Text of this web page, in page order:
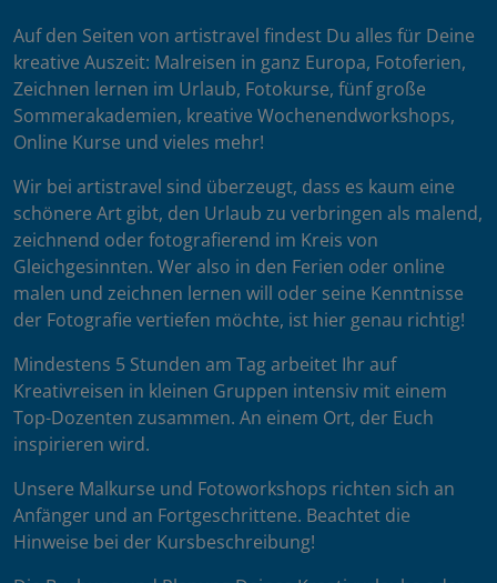
Auf den Seiten von artistravel findest Du alles für Deine
kreative Auszeit: Malreisen in ganz Europa, Fotoferien,
Zeichnen lernen im Urlaub, Fotokurse, fünf große
Sommerakademien, kreative Wochenendworkshops,
Online Kurse und vieles mehr!
Wir bei artistravel sind überzeugt, dass es kaum eine
schönere Art gibt, den Urlaub zu verbringen als malend,
zeichnend oder fotografierend im Kreis von
Gleichgesinnten. Wer also in den Ferien oder online
malen und zeichnen lernen will oder seine Kenntnisse
der Fotografie vertiefen möchte, ist hier genau richtig!
Mindestens 5 Stunden am Tag arbeitet Ihr auf
Kreativreisen in kleinen Gruppen intensiv mit einem
Top-Dozenten zusammen. An einem Ort, der Euch
inspirieren wird.
Unsere Malkurse und Fotoworkshops richten sich an
Anfänger und an Fortgeschrittene. Beachtet die
Hinweise bei der Kursbeschreibung!